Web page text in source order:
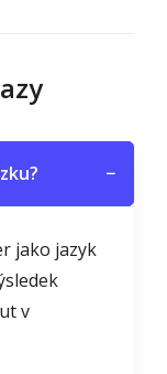
−
jako jazyk
v